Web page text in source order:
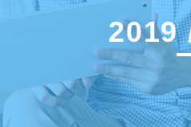
新潟センター
料金シミュレーション
Q&A
〒992-0044
山形県米沢市春日四丁目2-75
2019